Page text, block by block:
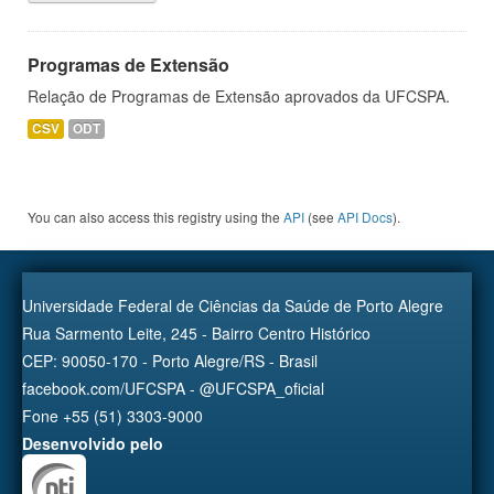
Programas de Extensão
Relação de Programas de Extensão aprovados da UFCSPA.
CSV ODT
You can also access this registry using the API (see API Docs).
Universidade Federal de Ciências da Saúde de Porto Alegre
Rua Sarmento Leite, 245 - Bairro Centro Histórico
CEP: 90050-170 - Porto Alegre/RS - Brasil
facebook.com/UFCSPA - @UFCSPA_oficial
Fone +55 (51) 3303-9000
Desenvolvido pelo